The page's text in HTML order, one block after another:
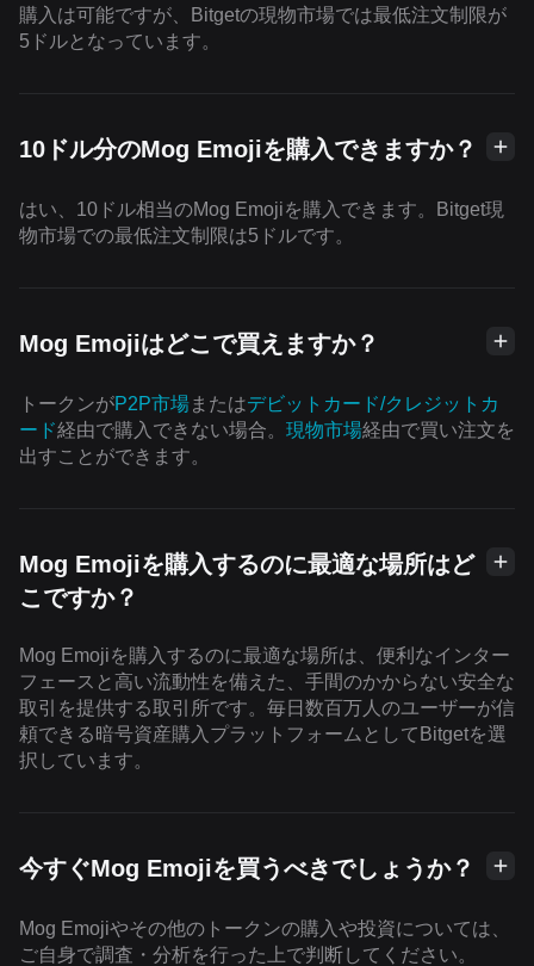
購入は可能ですが、Bitgetの現物市場では最低注文制限が
5ドルとなっています。
10ドル分のMog Emojiを購入できますか？
はい、10ドル相当のMog Emojiを購入できます。Bitget現
物市場での最低注文制限は5ドルです。
Mog Emojiはどこで買えますか？
トークンがP2P市場またはデビットカード/クレジットカ
ード経由で購入できない場合。 現物市場経由で買い注文を
出すことができます。
Mog Emojiを購入するのに最適な場所はど
こですか？
Mog Emojiを購入するのに最適な場所は、便利なインター
フェースと高い流動性を備えた、手間のかからない安全な
取引を提供する取引所です。毎日数百万人のユーザーが信
頼できる暗号資産購入プラットフォームとしてBitgetを選
択しています。
今すぐMog Emojiを買うべきでしょうか？
Mog Emojiやその他のトークンの購入や投資については、
ご自身で調査・分析を行った上で判断してください。